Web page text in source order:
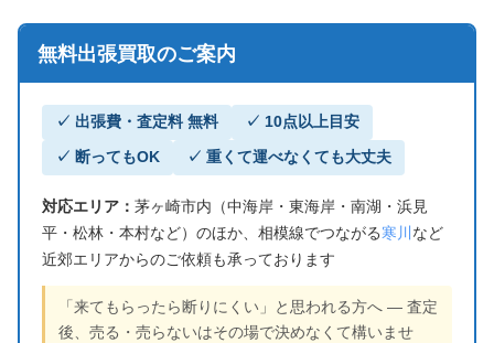
無料出張買取のご案内
✓ 出張費・査定料 無料 ✓ 10点以上目安
✓ 断ってもOK ✓ 重くて運べなくても大丈夫
対応エリア： 茅ヶ崎市内（中海岸・東海岸・南湖・浜見
平・松林・本村など）のほか、相模線でつながる寒川 など
近郊エリアからのご依頼も承っております
「来てもらったら断りにくい」と思われる方へ — 査定
後、売る・売らないはその場で決めなくて構いませ